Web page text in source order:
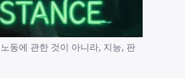
동에 관한 것이 아니라, 지능, 판